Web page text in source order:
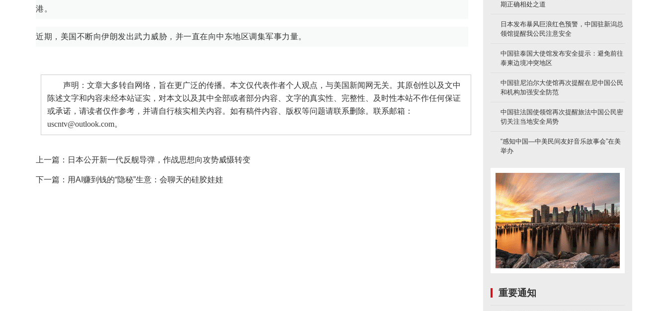
港。
近期，美国不断向伊朗发出武力威胁，并一直在向中东地区调集军事力量。
声明：文章大多转自网络，旨在更广泛的传播。本文仅代表作者个人观点，与美国新闻网无关。其原创性以及文中
陈述文字和内容未经本站证实，对本文以及其中全部或者部分内容、文字的真实性、完整性、及时性本站不作任何保证
或承诺，请读者仅作参考，并请自行核实相关内容。如有稿件内容、版权等问题请联系删除。联系邮箱：
uscntv@outlook.com。
上一篇： 日本公开新一代反舰导弹，作战思想向攻势威慑转变
下一篇： 用AI赚到钱的“隐秘”生意：会聊天的硅胶娃娃
期正确相处之道
日本发布暴风巨浪红色预警，中国驻新潟总
领馆提醒我公民注意安全
中国驻泰国大使馆发布安全提示：避免前往
泰柬边境冲突地区
中国驻尼泊尔大使馆再次提醒在尼中国公民
和机构加强安全防范
中国驻法国使领馆再次提醒旅法中国公民密
切关注当地安全局势
“感知中国—中美民间友好音乐故事会”在美
举办
重要通知